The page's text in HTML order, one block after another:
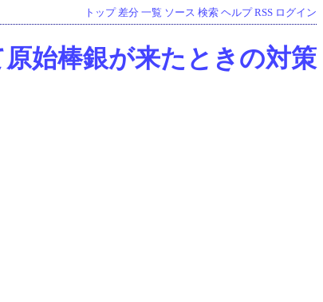
トップ 差分 一覧 ソース 検索 ヘルプ RSS ログイン
始棒銀が来たときの対策